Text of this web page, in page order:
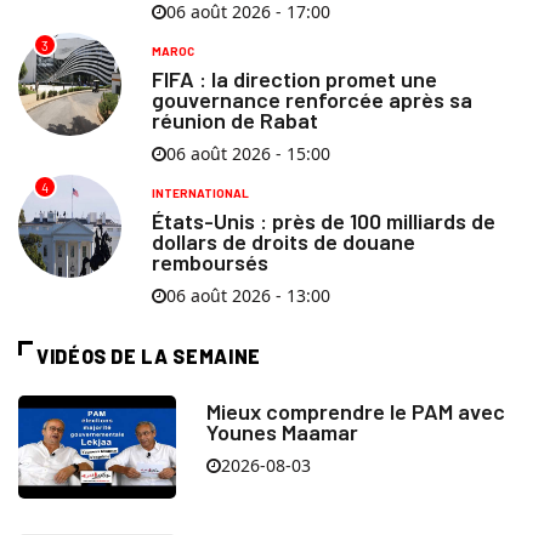
06 août 2026 - 17:00
3 MAROC
FIFA : la direction promet une
gouvernance renforcée après sa
réunion de Rabat
06 août 2026 - 15:00
4 INTERNATIONAL
États-Unis : près de 100 milliards de
dollars de droits de douane
remboursés
06 août 2026 - 13:00
VIDÉOS DE LA SEMAINE
Mieux comprendre le PAM avec
Younes Maamar
2026-08-03